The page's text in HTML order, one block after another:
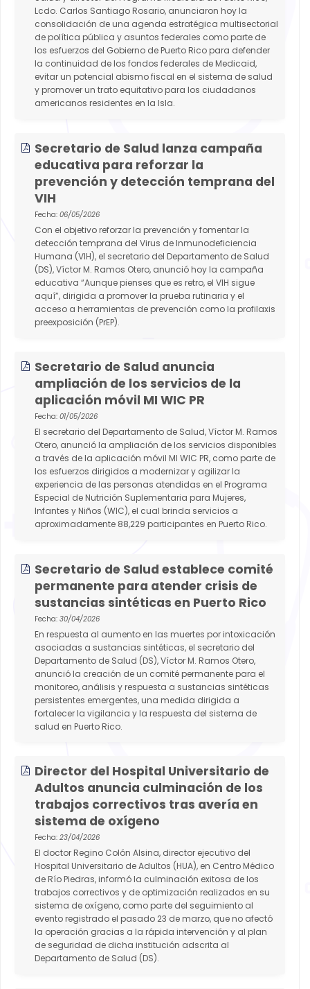
Lcdo. Carlos Santiago Rosario, anunciaron hoy la
consolidación de una agenda estratégica multisectorial
de política pública y asuntos federales como parte de
los esfuerzos del Gobierno de Puerto Rico para defender
la continuidad de los fondos federales de Medicaid,
evitar un potencial abismo fiscal en el sistema de salud
y promover un trato equitativo para los ciudadanos
americanos residentes en la Isla.
Secretario de Salud lanza campaña
educativa para reforzar la
prevención y detección temprana del
VIH
Fecha: 06/05/2026
Con el objetivo reforzar la prevención y fomentar la
detección temprana del Virus de Inmunodeficiencia
Humana (VIH), el secretario del Departamento de Salud
(DS), Víctor M. Ramos Otero, anunció hoy la campaña
educativa “Aunque pienses que es retro, el VIH sigue
aquí”, dirigida a promover la prueba rutinaria y el
acceso a herramientas de prevención como la profilaxis
preexposición (PrEP).
Secretario de Salud anuncia
ampliación de los servicios de la
aplicación móvil MI WIC PR
Fecha: 01/05/2026
El secretario del Departamento de Salud, Víctor M. Ramos
Otero, anunció la ampliación de los servicios disponibles
a través de la aplicación móvil MI WIC PR, como parte de
los esfuerzos dirigidos a modernizar y agilizar la
experiencia de las personas atendidas en el Programa
Especial de Nutrición Suplementaria para Mujeres,
Infantes y Niños (WIC), el cual brinda servicios a
aproximadamente 88,229 participantes en Puerto Rico.
Secretario de Salud establece comité
permanente para atender crisis de
sustancias sintéticas en Puerto Rico
Fecha: 30/04/2026
En respuesta al aumento en las muertes por intoxicación
asociadas a sustancias sintéticas, el secretario del
Departamento de Salud (DS), Víctor M. Ramos Otero,
anunció la creación de un comité permanente para el
monitoreo, análisis y respuesta a sustancias sintéticas
persistentes emergentes, una medida dirigida a
fortalecer la vigilancia y la respuesta del sistema de
salud en Puerto Rico.
Director del Hospital Universitario de
Adultos anuncia culminación de los
trabajos correctivos tras avería en
sistema de oxígeno
Fecha: 23/04/2026
El doctor Regino Colón Alsina, director ejecutivo del
Hospital Universitario de Adultos (HUA), en Centro Médico
de Río Piedras, informó la culminación exitosa de los
trabajos correctivos y de optimización realizados en su
sistema de oxígeno, como parte del seguimiento al
evento registrado el pasado 23 de marzo, que no afectó
la operación gracias a la rápida intervención y al plan
de seguridad de dicha institución adscrita al
Departamento de Salud (DS).